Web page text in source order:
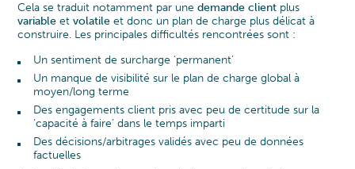
Cela se traduit notamment par unedemande client plus
variableetvolatile et donc un plan de charge plus délicat à
construire. Les principales difficultés rencontrées sont :
Un sentiment de surcharge ‘permanent’
Un manque de visibilité sur le plan de charge global à
moyen/long terme
Des engagements client pris avec peu de certitude sur la
‘capacité à faire’ dans le temps imparti
Des décisions/arbitrages validés avec peu de données
factuelles